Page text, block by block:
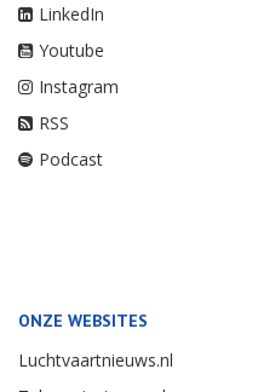
LinkedIn
Youtube
Instagram
RSS
Podcast
ONZE WEBSITES
Luchtvaartnieuws.nl